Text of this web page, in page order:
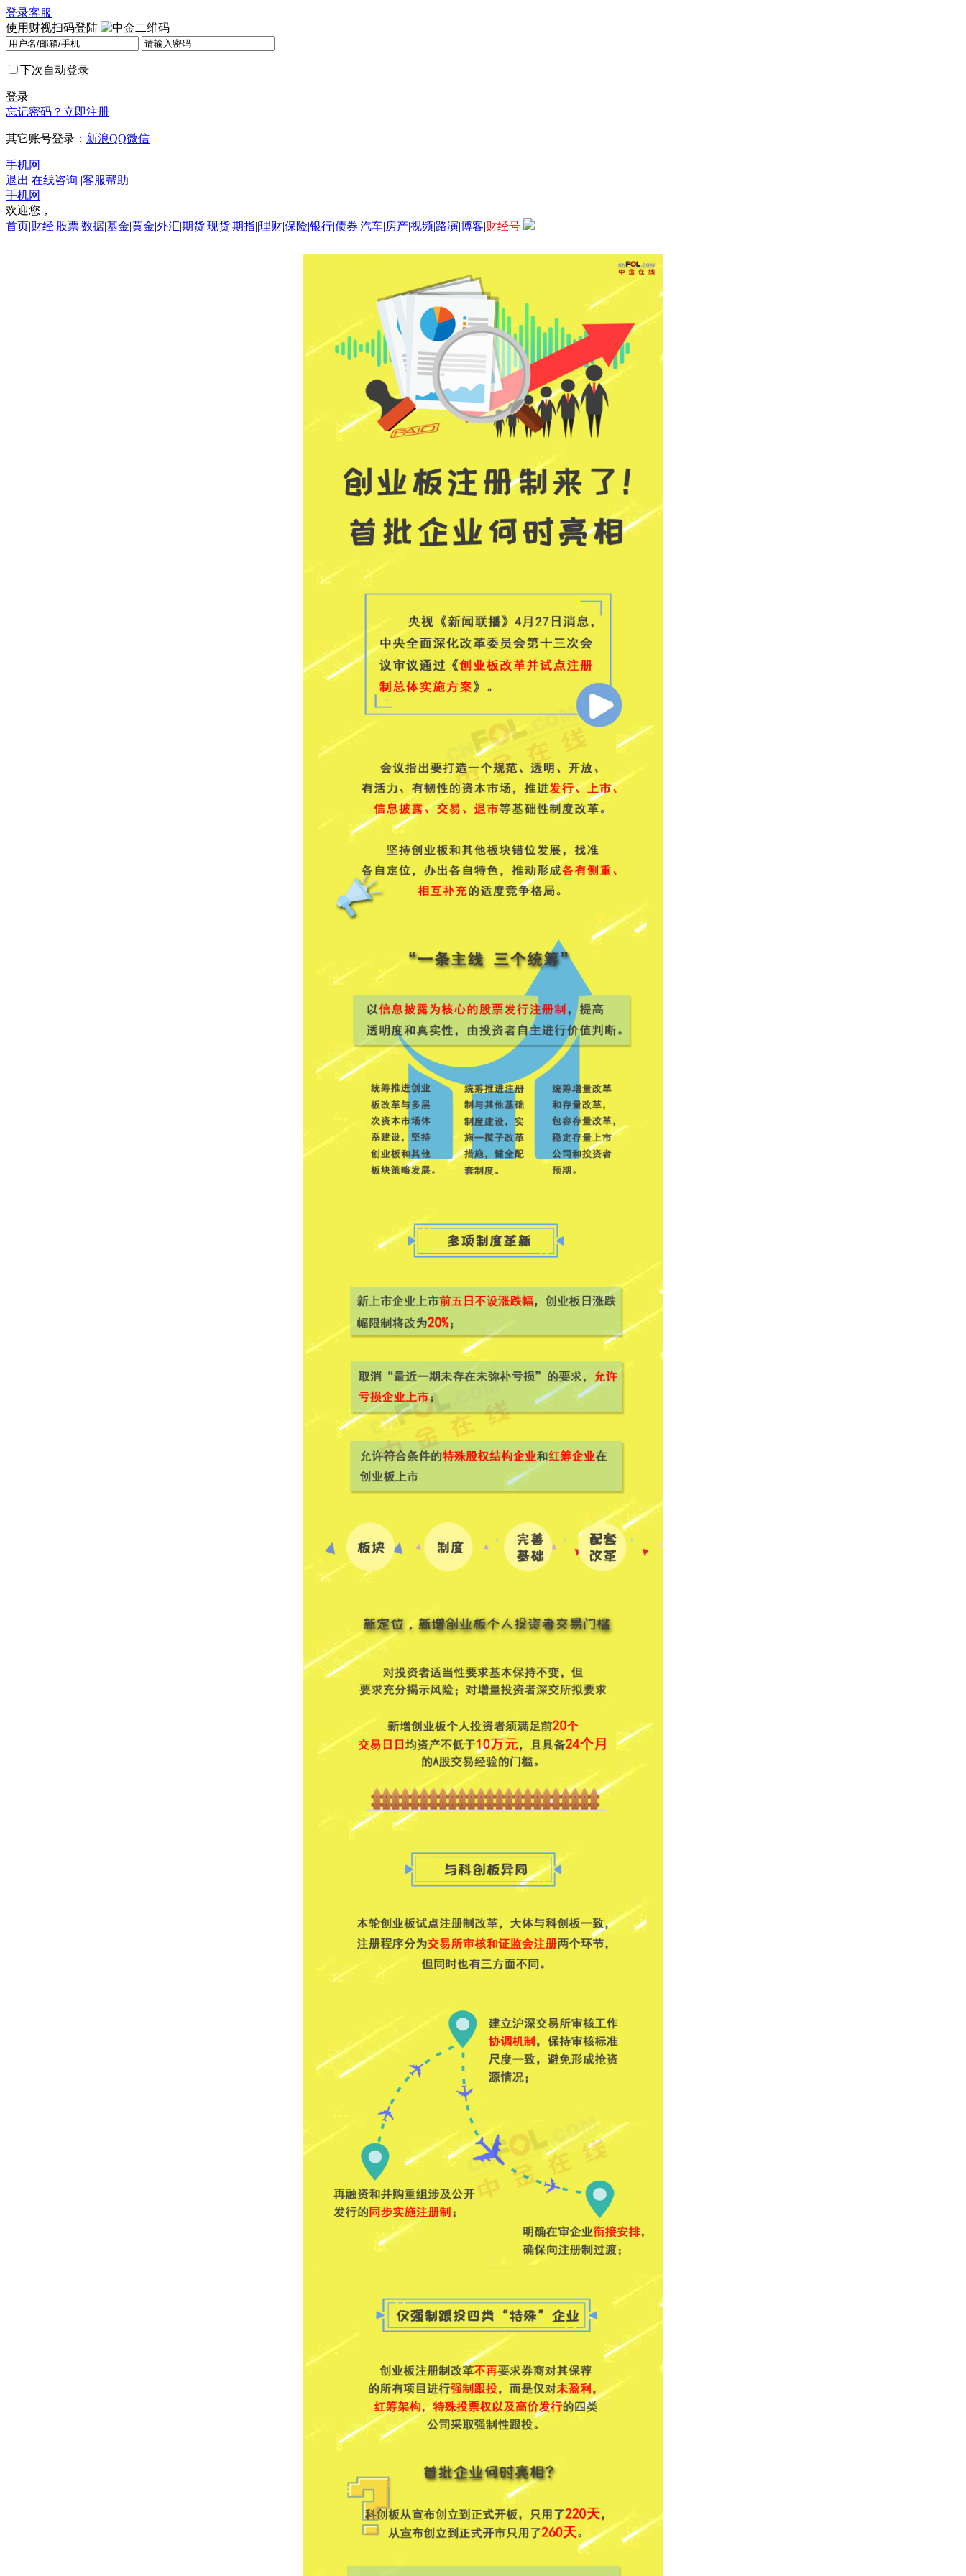
登录客服
使用财视扫码登陆
下次自动登录
登录
忘记密码？ 立即注册
其它账号登录： 新浪QQ微信
手机网
退出 在线咨询 |客服帮助
手机网
欢迎您，
首页|财经|股票|数据|基金|黄金|外汇|期货|现货|期指||理财|保险|银行|债券|汽车|房产|视频|路演|博客|财经号